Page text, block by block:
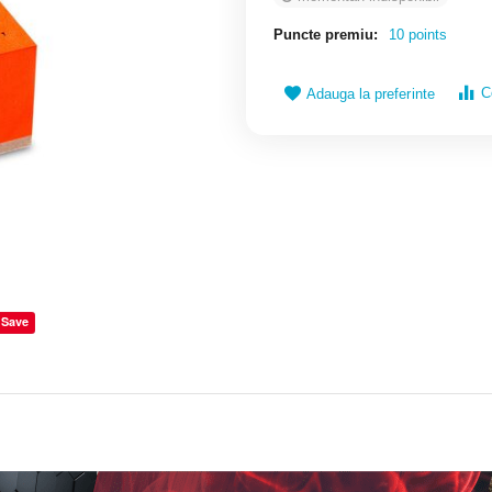
Save
Puncte premiu: 10 points
Adauga la preferinte